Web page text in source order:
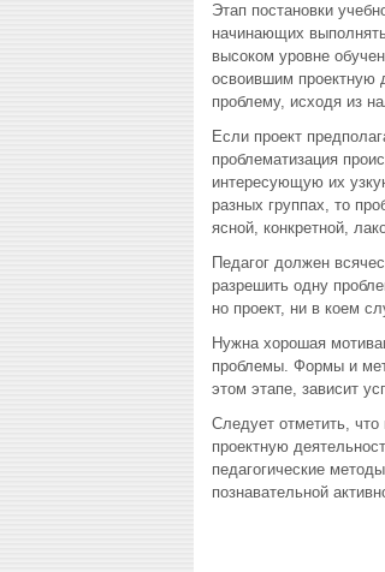
Этап постановки
начинающих
высоком уровне
освоившим проектную
проблему, исходя из
Если проект
проблематизация
интересующую их
разных группах, то
ясной, конкретной,
Педагог должен
разрешить одну
но проект, ни в коем
Нужна хорошая
проблемы. Формы и
этом этапе, зависит
Следует отметить,
проектную
педагогические
познавательной